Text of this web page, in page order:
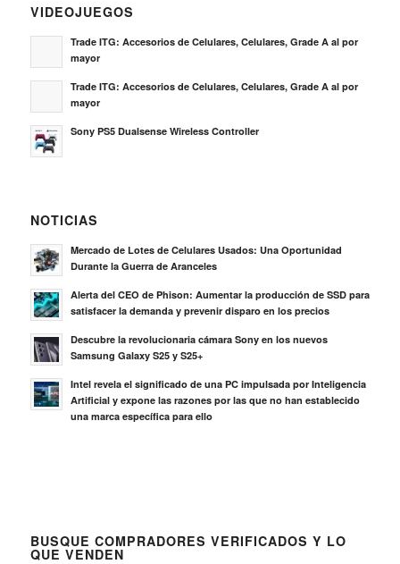
VIDEOJUEGOS
Trade ITG: Accesorios de Celulares, Celulares, Grade A al por
mayor
Trade ITG: Accesorios de Celulares, Celulares, Grade A al por
mayor
Sony PS5 Dualsense Wireless Controller
NOTICIAS
Mercado de Lotes de Celulares Usados: Una Oportunidad
Durante la Guerra de Aranceles
Alerta del CEO de Phison: Aumentar la producción de SSD para
satisfacer la demanda y prevenir disparo en los precios
Descubre la revolucionaria cámara Sony en los nuevos
Samsung Galaxy S25 y S25+
Intel revela el significado de una PC impulsada por Inteligencia
Artificial y expone las razones por las que no han establecido
una marca específica para ello
BUSQUE COMPRADORES VERIFICADOS Y LO
QUE VENDEN